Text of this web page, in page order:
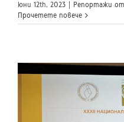
юни 12th, 2023
Репортажи
Прочетете повече